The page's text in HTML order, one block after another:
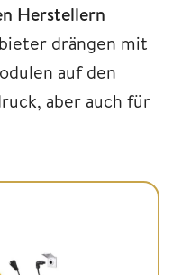
Herstellern
drängen mit
auf den
aber auch für